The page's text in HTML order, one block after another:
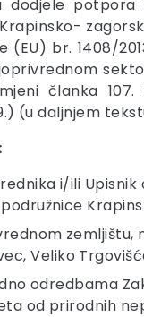
br. 1408/
članka
(u daljnjem
i/ili
zemljištu,
Veliko
odredbama
od prirodnih